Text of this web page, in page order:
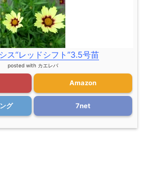
ス“レッドシフト”3.5号苗
posted with カエレバ
Amazon
グ 7net